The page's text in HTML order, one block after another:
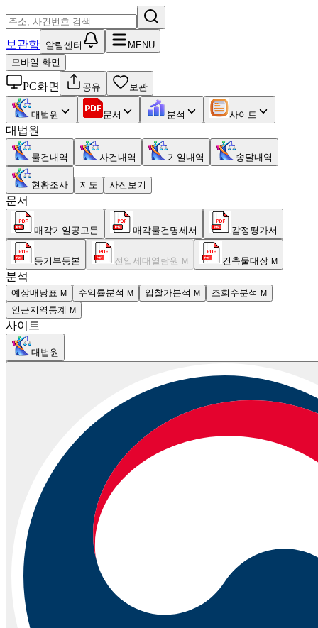
보관함 알림센터
MENU
모바일 화면
PC화면 공유 보관
대법원 문서 분석 사이트
대법원
물건내역 사건내역 기일내역 송달내역
현황조사 지도 사진보기
문서
매각기일공고문 매각물건명세서 감정평가서
등기부등본 전입세대열람원 M 건축물대장 M
분석
예상배당표 M 수익률분석 M 입찰가분석 M 조회수분석 M
인근지역통계 M
사이트
대법원